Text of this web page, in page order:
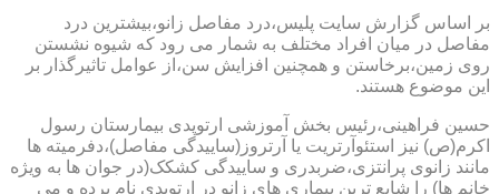
بر اساس گزارش سایت پلیس،درد مفاصل زانو،بیشترین درد
مفاصل در میان افراد مختلف به شمار می رود که شیوه نشستن
روی زمین،برخاستن و همچنین افزایش سن،از عوامل تاثیرگذار بر
این موضوع هستند.
حسین فراهینی،رئیس بخش آموزشی ارتوپدی بیمارستان رسول
اکرم(ص) نیز استئوآرتریت یا آرتروز(ساییدگی مفاصل)،دفرمیته ها
مانند زانوی پرانتزی،ضربدری و ساییدگی کشکک(در جوان ها به ویژه
خانم ها) را شایع ترین بیماری های زانو در ارتوپدی نام برده و می